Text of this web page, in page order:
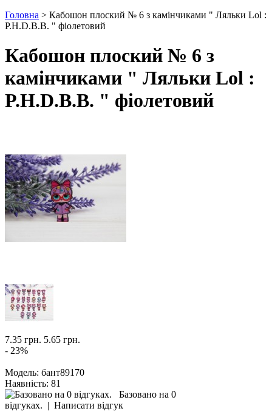
Головна > Кабошон плоский № 6 з камінчиками " Ляльки Lol :
P.H.D.B.B. " фіолетовий
Кабошон плоский № 6 з
камінчиками " Ляльки Lol :
P.H.D.B.B. " фіолетовий
7.35 грн. 5.65 грн.
- 23%
Модель: бант89170
Наявність: 81
Базовано на 0
відгуках. | Написати відгук